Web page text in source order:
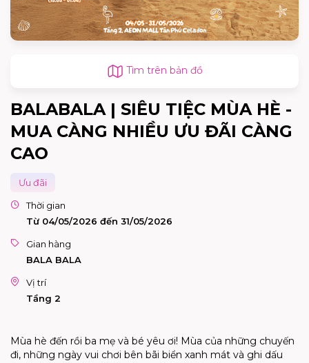
Tìm trên bản đồ
BALABALA | SIÊU TIỆC MÙA HÈ -
MUA CÀNG NHIỀU ƯU ĐÃI CÀNG
CAO
Ưu đãi
Thời gian
Từ 04/05/2026 đến 31/05/2026
Gian hàng
BALA BALA
Vị trí
Tầng 2
Mùa hè đến rồi ba mẹ và bé yêu ơi! Mùa của những chuyến
đi, những ngày vui chơi bên bãi biển xanh mát và ghi dấu